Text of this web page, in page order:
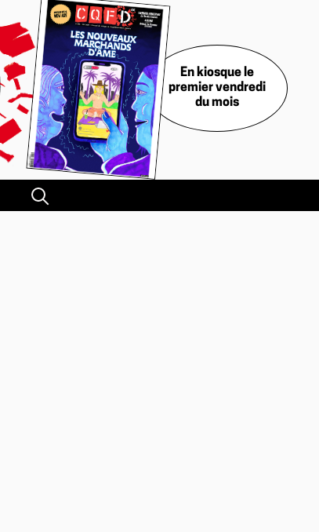
En kiosque le
premier vendredi
du mois